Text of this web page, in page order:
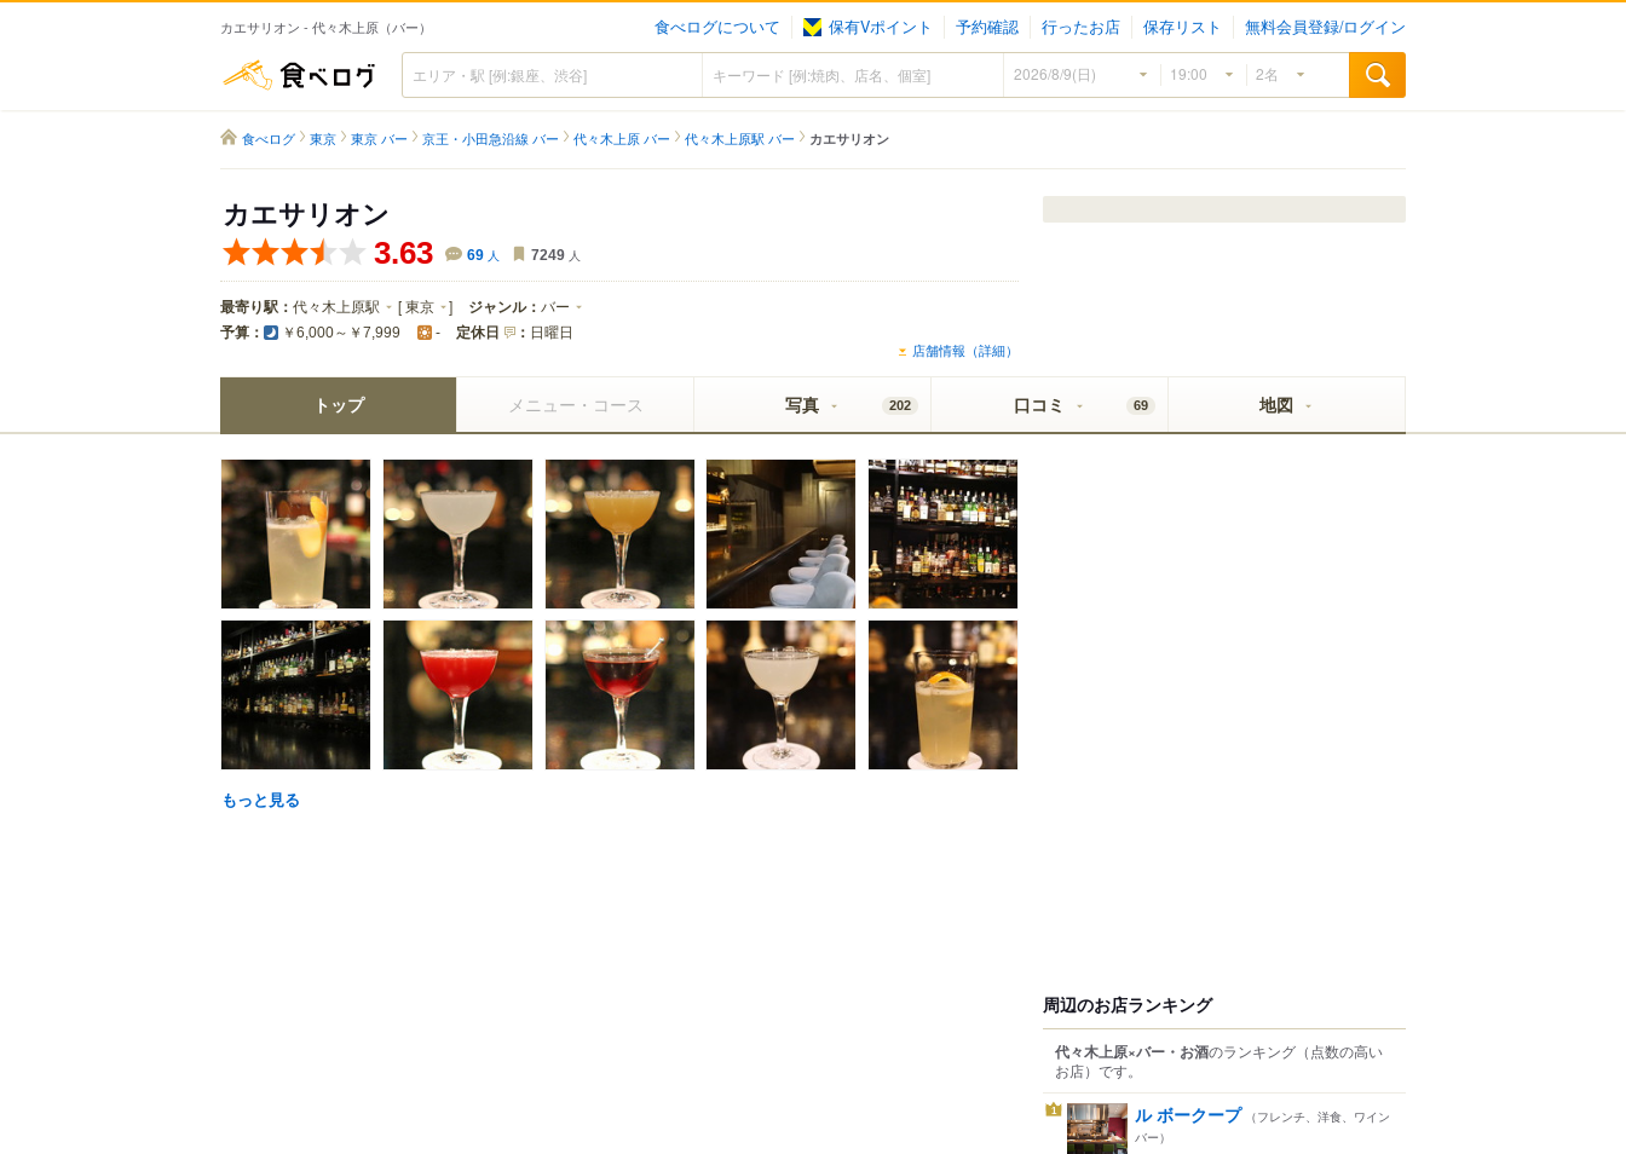
カエサリオン - 代々木上原（バー） 食べログについて 保有Vポイント 予約確認 行ったお店 保存リスト 無料会員登録/ログイン
食べログ
食べログ 東京 東京 バー 京王・小田急沿線 バー 代々木上原 バー 代々木上原駅 バー カエサリオン
カエサリオン
3.63 69 人 7249 人
最寄り駅： 代々木上原駅 [東京 ] ジャンル： バー
予算： ￥6,000～￥7,999 - 定休日 ： 日曜日
店舗情報（詳細）
トップ メニュー・コース 写真 202 口コミ 69 地図
もっと見る
周辺のお店ランキング
代々木上原×バー・お酒のランキング （点数の高い
お店） です。
1 ル ボークープ （フレンチ、洋食、ワイン
バー）